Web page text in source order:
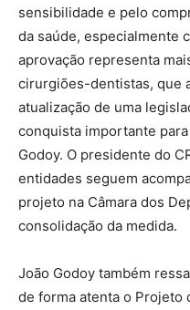
sensibilidade e pelo
da saúde, especialmente
aprovação representa
cirurgiões-dentistas, que
atualização de uma
conquista importante
Godoy. O presidente do
entidades seguem
projeto na Câmara dos
consolidação da medida.
João Godoy também
de forma atenta o Projeto